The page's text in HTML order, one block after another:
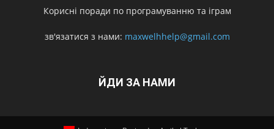
Корисні поради по програмуванню та іграм
зв'язатися з нами: maxwelhhelp@gmail.com
ЙДИ ЗА НАМИ